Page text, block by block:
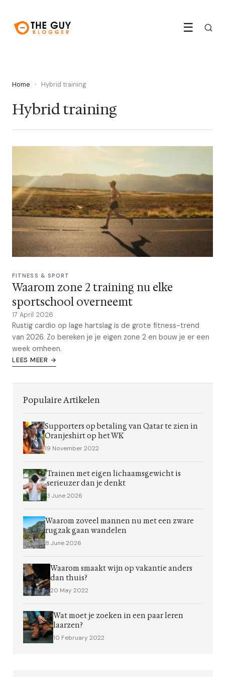
☰
Home › Hybrid training
Hybrid training
FITNESS & SPORT
Waarom zone 2 training nu elke
sportschool overneemt
17 April 2026
Rustig cardio op lage hartslag is de grote fitness-trend
van 2026. Zo bereken je je eigen zone 2 en bouw je er een
week omheen.
LEES MEER →
Populaire Artikelen
Supporters op betaling van Qatar te zien in
Oranjeshirt op het WK
19 November 2022
Trainen met eigen lichaamsgewicht is
serieuzer dan je denkt
3 June 2026
Waarom zoveel mannen nu met een zware
rugzak gaan wandelen
8 June 2026
Waarom smaakt wijn op vakantie anders
dan thuis?
20 May 2022
Wat moet je zoeken in een paar leren
laarzen?
10 February 2022